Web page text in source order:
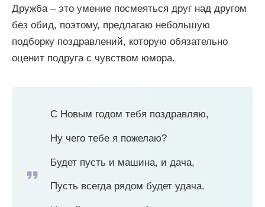
Дружба – это умение посмеяться друг над другом
без обид, поэтому, предлагаю небольшую
подборку поздравлений, которую обязательно
оценит подруга с чувством юмора.
С Новым годом тебя поздравляю,
Ну чего тебе я пожелаю?
Будет пусть и машина, и дача,
Пусть всегда рядом будет удача.